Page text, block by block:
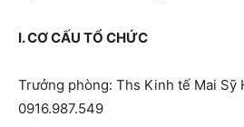
I. CƠ CẤU TỔ CHỨC
Trưởng phòng: Ths Kinh tế
0916.987.549